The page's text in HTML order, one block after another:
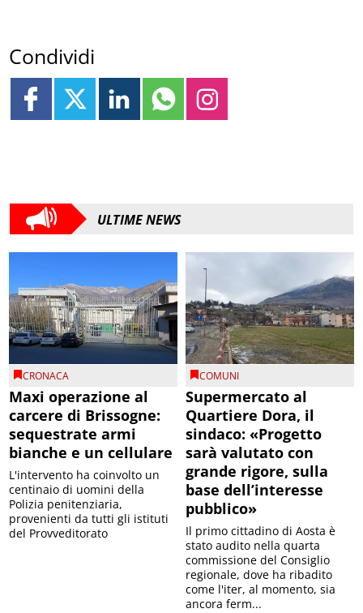
Condividi
ULTIME NEWS
CRONACA
Maxi operazione al
carcere di Brissogne:
sequestrate armi
bianche e un cellulare
L'intervento ha coinvolto un
centinaio di uomini della
Polizia penitenziaria,
provenienti da tutti gli istituti
del Provveditorato
COMUNI
Supermercato al
Quartiere Dora, il
sindaco: «Progetto
sarà valutato con
grande rigore, sulla
base dell’interesse
pubblico»
Il primo cittadino di Aosta è
stato audito nella quarta
commissione del Consiglio
regionale, dove ha ribadito
come l'iter, al momento, sia
ancora ferm...